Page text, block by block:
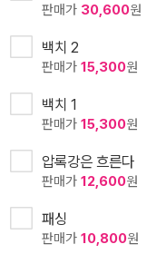
판매가 30,600원
백치 2
판매가 15,300원
백치 1
판매가 15,300원
압록강은 흐른다
판매가 12,600원
패싱
판매가 10,800원